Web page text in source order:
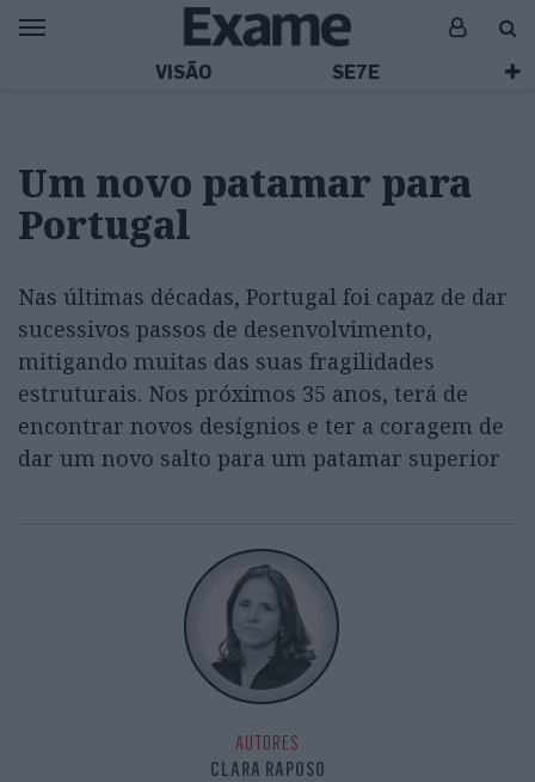
VISÃO SE7E
Um novo patamar para
Portugal
Nas últimas décadas, Portugal foi capaz de dar
sucessivos passos de desenvolvimento,
mitigando muitas das suas fragilidades
estruturais. Nos próximos 35 anos, terá de
encontrar novos desígnios e ter a coragem de
dar um novo salto para um patamar superior
AUTORES
CLARA RAPOSO